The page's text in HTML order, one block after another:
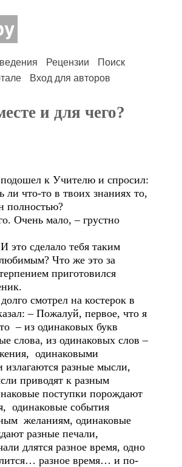
Рецензии
Поиск
Вход для авторов
и для чего?
к Учителю и спросил:
ли что-то в твоих знаниях то,
полностью?
мало, – грустно
сделало тебя таким
Что же это за
приготовился
смотрел на костерок в
– Пожалуй, первое, что я
– из одинаковых букв
слова, из одинаковых слов –
одинаковыми
излагаются разные мысли,
приводят к разным
поступки порождают
одинаковые события
желаниям, одинаковые
разные печали,
длятся разное время, одно
разное время… и по-